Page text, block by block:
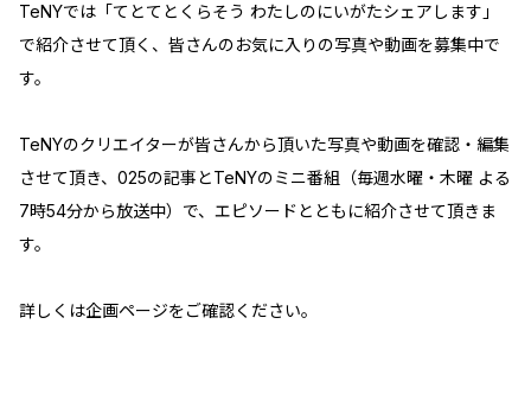
TeNYでは「てとてとくらそう わたしのにいがたシェアします」
で紹介させて頂く、皆さんのお気に入りの写真や動画を募集中で
す。
TeNYのクリエイターが皆さんから頂いた写真や動画を確認・編集
させて頂き、025の記事とTeNYのミニ番組（毎週水曜・木曜 よる
7時54分から放送中）で、エピソードとともに紹介させて頂きま
す。
詳しくは企画ページをご確認ください。